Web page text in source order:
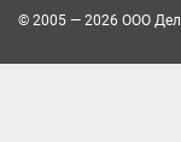
© 2005 — 2026 ООО